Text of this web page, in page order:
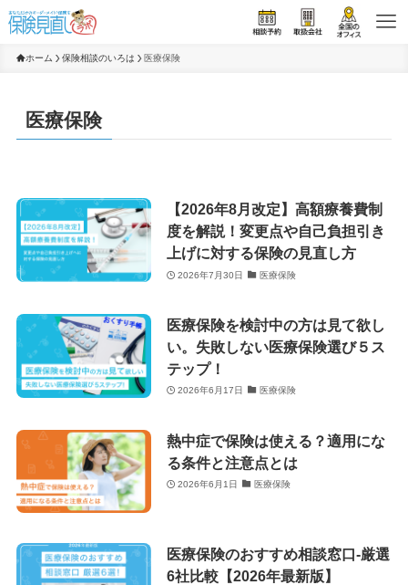
ホーム 保険相談のいろは 医療保険
医療保険
【2026年8月改定】高額療養費制
度を解説！変更点や自己負担引き
上げに対する保険の見直し方
2026年7月30日 医療保険
医療保険を検討中の方は見て欲し
い。失敗しない医療保険選び５ス
テップ！
2026年6月17日 医療保険
熱中症で保険は使える？適用にな
る条件と注意点とは
2026年6月1日 医療保険
医療保険のおすすめ相談窓口-厳選
6社比較【2026年最新版】